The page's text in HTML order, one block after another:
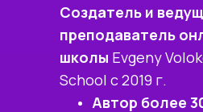
Создатель и
преподаватель
школы Evgeny
School с 2019 г.
Автор более